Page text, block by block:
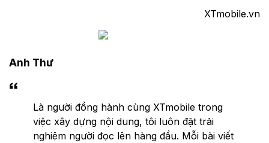
XTmobile.vn
Anh Thư
Là người đồng hành cùng XTmobile trong
việc xây dựng nội dung, tôi luôn đặt trải
nghiệm người đọc lên hàng đầu. Mỗi bài viết